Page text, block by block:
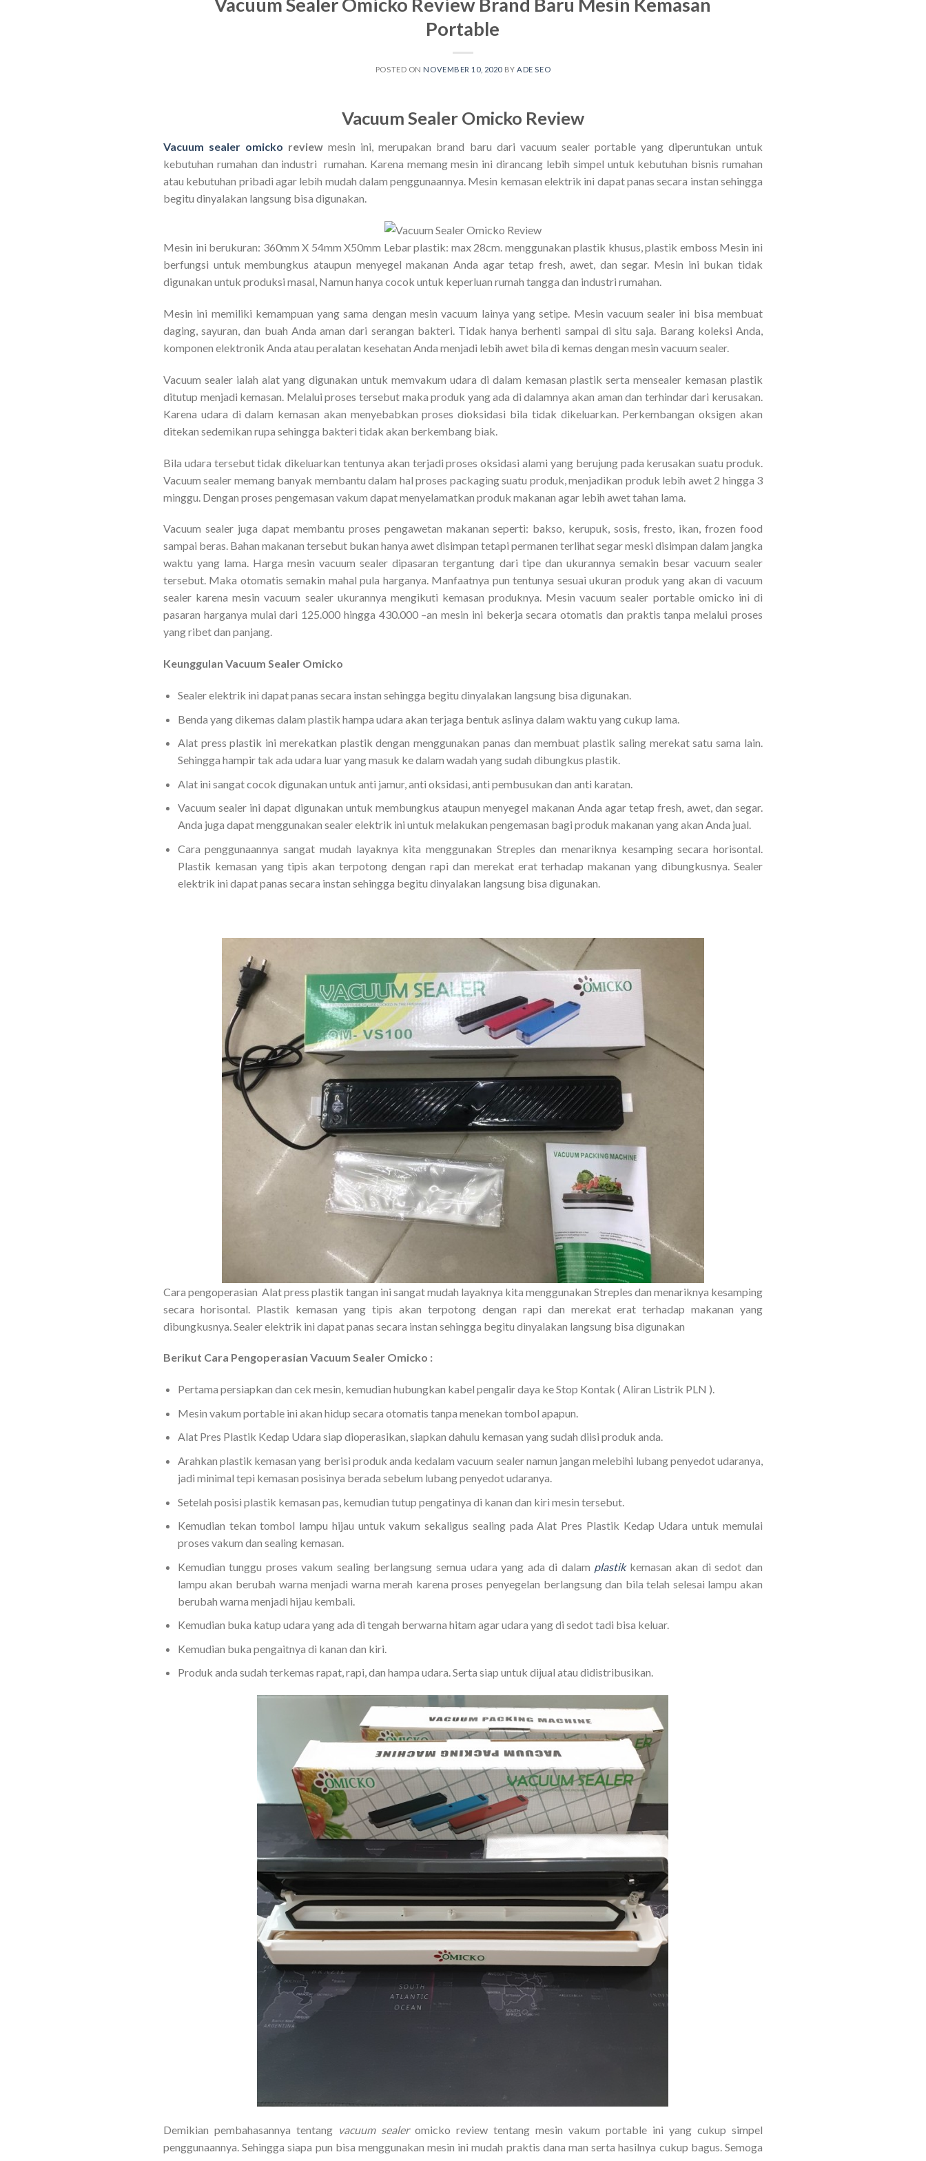
Portable
POSTED ON NOVEMBER 10, 2020BY ADE SEO
Vacuum Sealer Omicko Review
Vacuum sealer omicko review mesin ini, merupakan brand baru dari vacuum sealer portable yang diperuntukan untuk
kebutuhan rumahan dan industri rumahan. Karena memang mesin ini dirancang lebih simpel untuk kebutuhan bisnis rumahan
atau kebutuhan pribadi agar lebih mudah dalam penggunaannya. Mesin kemasan elektrik ini dapat panas secara instan sehingga
begitu dinyalakan langsung bisa digunakan.
Mesin ini berukuran: 360mm X 54mm X50mm Lebar plastik: max 28cm. menggunakan plastik khusus, plastik emboss Mesin ini
berfungsi untuk membungkus ataupun menyegel makanan Anda agar tetap fresh, awet, dan segar. Mesin ini bukan tidak
digunakan untuk produksi masal, Namun hanya cocok untuk keperluan rumah tangga dan industri rumahan.
Mesin ini memiliki kemampuan yang sama dengan mesin vacuum lainya yang setipe. Mesin vacuum sealer ini bisa membuat
daging, sayuran, dan buah Anda aman dari serangan bakteri. Tidak hanya berhenti sampai di situ saja. Barang koleksi Anda,
komponen elektronik Anda atau peralatan kesehatan Anda menjadi lebih awet bila di kemas dengan mesin vacuum sealer.
Vacuum sealer ialah alat yang digunakan untuk memvakum udara di dalam kemasan plastik serta mensealer kemasan plastik
ditutup menjadi kemasan. Melalui proses tersebut maka produk yang ada di dalamnya akan aman dan terhindar dari kerusakan.
Karena udara di dalam kemasan akan menyebabkan proses dioksidasi bila tidak dikeluarkan. Perkembangan oksigen akan
ditekan sedemikan rupa sehingga bakteri tidak akan berkembang biak.
Bila udara tersebut tidak dikeluarkan tentunya akan terjadi proses oksidasi alami yang berujung pada kerusakan suatu produk.
Vacuum sealer memang banyak membantu dalam hal proses packaging suatu produk, menjadikan produk lebih awet 2 hingga 3
minggu. Dengan proses pengemasan vakum dapat menyelamatkan produk makanan agar lebih awet tahan lama.
Vacuum sealer juga dapat membantu proses pengawetan makanan seperti: bakso, kerupuk, sosis, fresto, ikan, frozen food
sampai beras. Bahan makanan tersebut bukan hanya awet disimpan tetapi permanen terlihat segar meski disimpan dalam jangka
waktu yang lama. Harga mesin vacuum sealer dipasaran tergantung dari tipe dan ukurannya semakin besar vacuum sealer
tersebut. Maka otomatis semakin mahal pula harganya. Manfaatnya pun tentunya sesuai ukuran produk yang akan di vacuum
sealer karena mesin vacuum sealer ukurannya mengikuti kemasan produknya. Mesin vacuum sealer portable omicko ini di
pasaran harganya mulai dari 125.000 hingga 430.000 –an mesin ini bekerja secara otomatis dan praktis tanpa melalui proses
yang ribet dan panjang.
Keunggulan Vacuum Sealer Omicko
Sealer elektrik ini dapat panas secara instan sehingga begitu dinyalakan langsung bisa digunakan.
Benda yang dikemas dalam plastik hampa udara akan terjaga bentuk aslinya dalam waktu yang cukup lama.
Alat press plastik ini merekatkan plastik dengan menggunakan panas dan membuat plastik saling merekat satu sama lain.
Sehingga hampir tak ada udara luar yang masuk ke dalam wadah yang sudah dibungkus plastik.
Alat ini sangat cocok digunakan untuk anti jamur, anti oksidasi, anti pembusukan dan anti karatan.
Vacuum sealer ini dapat digunakan untuk membungkus ataupun menyegel makanan Anda agar tetap fresh, awet, dan segar.
Anda juga dapat menggunakan sealer elektrik ini untuk melakukan pengemasan bagi produk makanan yang akan Anda jual.
Cara penggunaannya sangat mudah layaknya kita menggunakan Streples dan menariknya kesamping secara horisontal.
Plastik kemasan yang tipis akan terpotong dengan rapi dan merekat erat terhadap makanan yang dibungkusnya. Sealer
elektrik ini dapat panas secara instan sehingga begitu dinyalakan langsung bisa digunakan.
Cara pengoperasian Alat press plastik tangan ini sangat mudah layaknya kita menggunakan Streples dan menariknya kesamping
secara horisontal. Plastik kemasan yang tipis akan terpotong dengan rapi dan merekat erat terhadap makanan yang
dibungkusnya. Sealer elektrik ini dapat panas secara instan sehingga begitu dinyalakan langsung bisa digunakan
Berikut Cara Pengoperasian Vacuum Sealer Omicko :
Pertama persiapkan dan cek mesin, kemudian hubungkan kabel pengalir daya ke Stop Kontak ( Aliran Listrik PLN ).
Mesin vakum portable ini akan hidup secara otomatis tanpa menekan tombol apapun.
Alat Pres Plastik Kedap Udara siap dioperasikan, siapkan dahulu kemasan yang sudah diisi produk anda.
Arahkan plastik kemasan yang berisi produk anda kedalam vacuum sealer namun jangan melebihi lubang penyedot udaranya,
jadi minimal tepi kemasan posisinya berada sebelum lubang penyedot udaranya.
Setelah posisi plastik kemasan pas, kemudian tutup pengatinya di kanan dan kiri mesin tersebut.
Kemudian tekan tombol lampu hijau untuk vakum sekaligus sealing pada Alat Pres Plastik Kedap Udara untuk memulai
proses vakum dan sealing kemasan.
Kemudian tunggu proses vakum sealing berlangsung semua udara yang ada di dalam plastikkemasan akan di sedot dan
lampu akan berubah warna menjadi warna merah karena proses penyegelan berlangsung dan bila telah selesai lampu akan
berubah warna menjadi hijau kembali.
Kemudian buka katup udara yang ada di tengah berwarna hitam agar udara yang di sedot tadi bisa keluar.
Kemudian buka pengaitnya di kanan dan kiri.
Produk anda sudah terkemas rapat, rapi, dan hampa udara. Serta siap untuk dijual atau didistribusikan.
Demikian pembahasannya tentang vacuum sealeromicko review tentang mesin vakum portable ini yang cukup simpel
penggunaannya. Sehingga siapa pun bisa menggunakan mesin ini mudah praktis dana man serta hasilnya cukup bagus. Semoga